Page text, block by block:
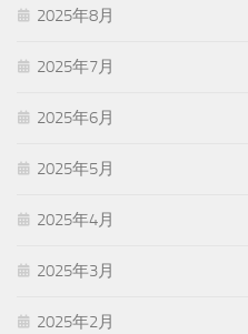
2025年8月
2025年7月
2025年6月
2025年5月
2025年4月
2025年3月
2025年2月